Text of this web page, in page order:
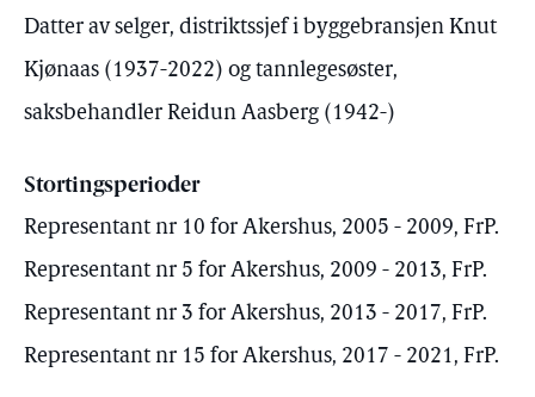
Datter av selger, distriktssjef i byggebransjen Knut
Kjønaas (1937-2022) og tannlegesøster,
saksbehandler Reidun Aasberg (1942-)
Stortingsperioder
Representant nr 10 for Akershus, 2005 - 2009, FrP.
Representant nr 5 for Akershus, 2009 - 2013, FrP.
Representant nr 3 for Akershus, 2013 - 2017, FrP.
Representant nr 15 for Akershus, 2017 - 2021, FrP.